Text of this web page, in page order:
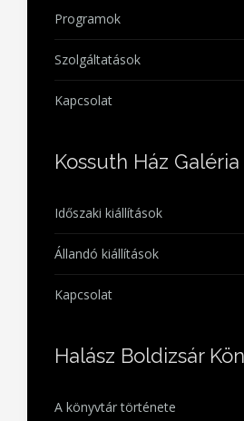
Programok
Szolgáltatások
Kapcsolat
Kossuth Ház Galéria
Időszaki kiállítások
Állandó kiállítások
Kapcsolat
Halász Boldizsár
A könyvtár története